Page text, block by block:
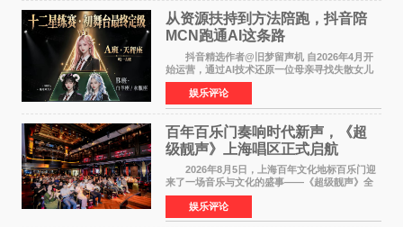
从资源扶持到方法陪跑，抖音陪
MCN跑通AI这条路
抖音精选作者@旧梦留声机 自2026年4月开
始运营，通过AI技术还原一位母亲寻找失散女儿
的故事，凭借强情感表达获得大量用户关注，发
布仅21小时便获得超1亿曝光、超1000万互动。
此后，账号持续沿
娱乐评论
百年百乐门奏响时代新声，《超
级靓声》上海唱区正式启航
2026年8月5日，上海百年文化地标百乐门迎
来了一场音乐与文化的盛事——《超级靓声》全
国励志音乐公益节目上海唱区新闻发布会暨启动
仪式在此隆重举行。各界领导、嘉宾与媒体朋友
齐聚一堂，共同
娱乐评论